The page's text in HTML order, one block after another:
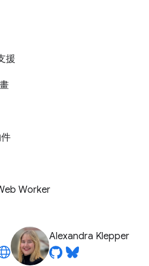
援
Worker
Alexandra Klepper